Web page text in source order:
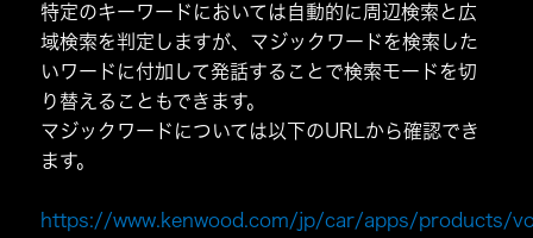
特定のキーワードにおいては自動的に周辺検索と広
域検索を判定しますが、マジックワードを検索した
いワードに付加して発話することで検索モードを切
り替えることもできます。
マジックワードについては以下のURLから確認でき
ます。
https://www.kenwood.com/jp/car/apps/products/